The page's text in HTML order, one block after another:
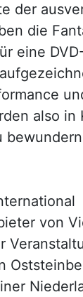
der
die
eine
also in
von